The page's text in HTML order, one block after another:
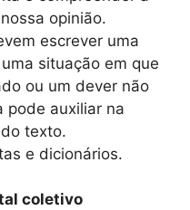
opinião.
escrever uma
situação em que
ou um dever não
pode auxiliar na
texto.
e dicionários.
coletivo